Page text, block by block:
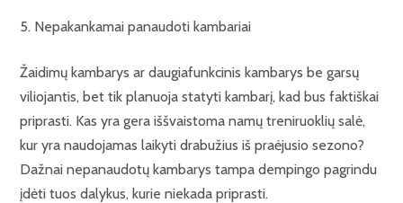
5. Nepakankamai panaudoti kambariai
Žaidimų kambarys ar daugiafunkcinis kambarys be garsų
viliojantis, bet tik planuoja statyti kambarį, kad bus faktiškai
priprasti. Kas yra gera iššvaistoma namų treniruoklių salė,
kur yra naudojamas laikyti drabužius iš praėjusio sezono?
Dažnai nepanaudotų kambarys tampa dempingo pagrindu
įdėti tuos dalykus, kurie niekada priprasti.